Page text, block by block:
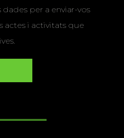
per a enviar-vos
actes i activitats que